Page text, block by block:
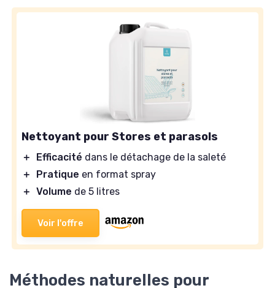
Nettoyant pour Stores et parasols
＋ Efficacité dans le détachage de la saleté
＋
Pratique en format spray
＋ Volume de 5 litres
Voir l'offre
Méthodes naturelles pour